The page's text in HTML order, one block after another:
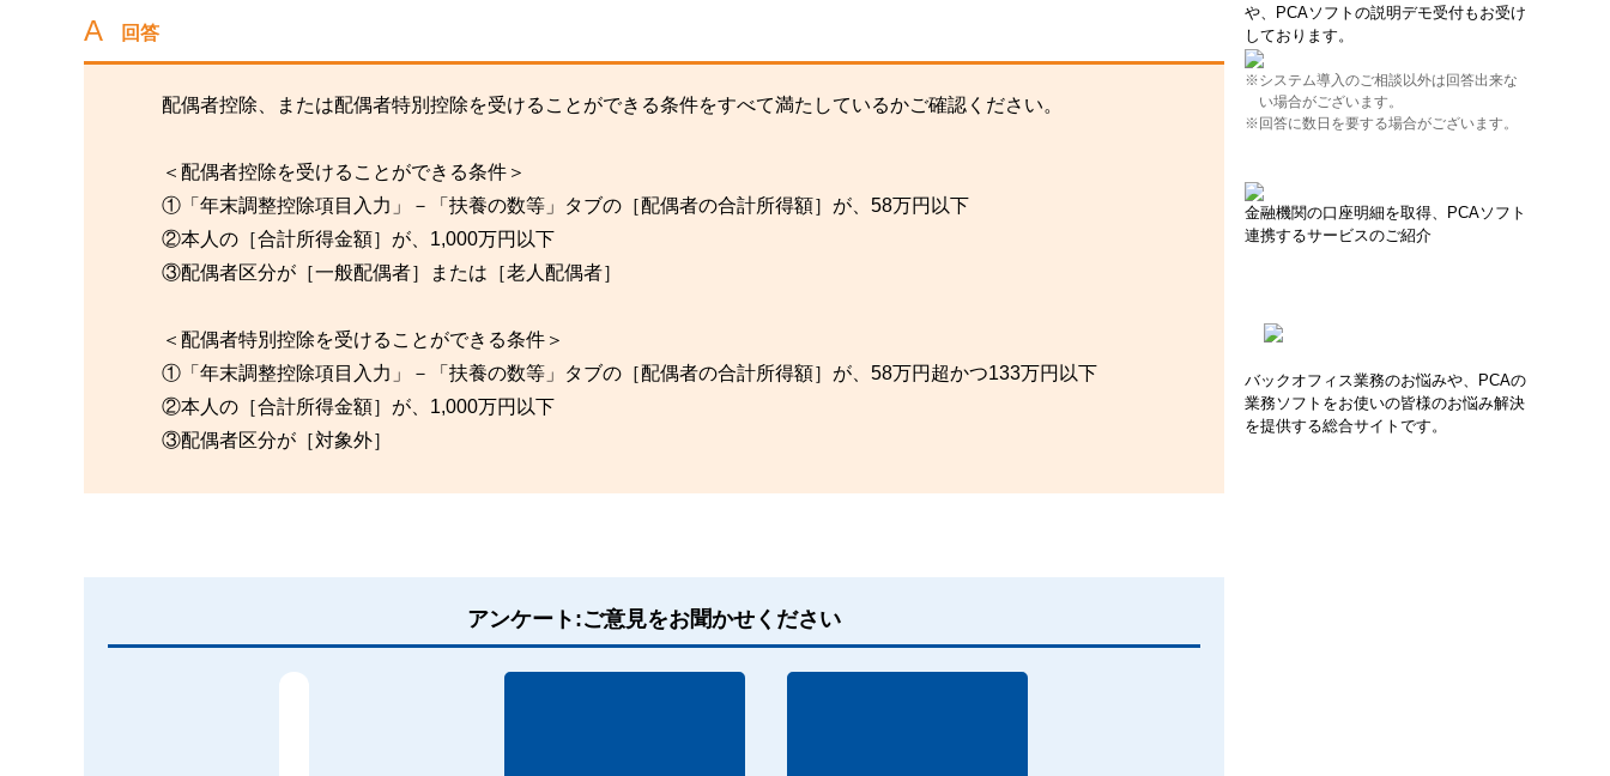
や、PCAソフトの説明デモ受付もお受け
しております。
※システム導入のご相談以外は回答出来な
い場合がございます。
※回答に数日を要する場合がございます。
金融機関の口座明細を取得、PCAソフト
連携するサービスのご紹介
バックオフィス業務のお悩みや、PCAの
業務ソフトをお使いの皆様のお悩み解決
を提供する総合サイトです。
回答
配偶者控除、または配偶者特別控除を受けることができる条件をすべて満たしているかご確認ください。
＜配偶者控除を受けることができる条件＞
①「年末調整控除項目入力」－「扶養の数等」タブの［配偶者の合計所得額］が、58万円以下
②本人の［合計所得金額］が、1,000万円以下
③配偶者区分が［一般配偶者］または［老人配偶者］
＜配偶者特別控除を受けることができる条件＞
①「年末調整控除項目入力」－「扶養の数等」タブの［配偶者の合計所得額］が、58万円超かつ133万円以下
②本人の［合計所得金額］が、1,000万円以下
③配偶者区分が［対象外］
アンケート:ご意見をお聞かせください